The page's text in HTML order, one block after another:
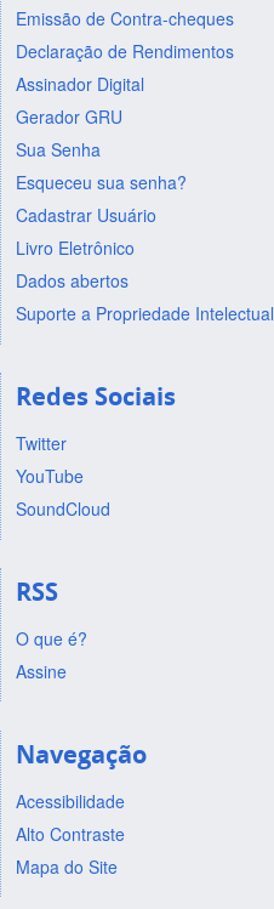
Emissão de Contra-cheques
Declaração de Rendimentos
Assinador Digital
Gerador GRU
Sua Senha
Esqueceu sua senha?
Cadastrar Usuário
Livro Eletrônico
Dados abertos
Suporte a Propriedade Intelectual
Redes Sociais
Twitter
YouTube
SoundCloud
RSS
O que é?
Assine
Navegação
Acessibilidade
Alto Contraste
Mapa do Site